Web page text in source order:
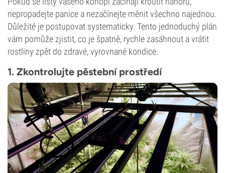
nepropadejte panice a nezačínejte měnit všechno najednou.
Důležité je postupovat systematicky. Tento jednoduchý plán
vám pomůže zjistit, co je špatně, rychle zasáhnout a vrátit
rostliny zpět do zdravé, vyrovnané kondice.
1. Zkontrolujte pěstební prostředí